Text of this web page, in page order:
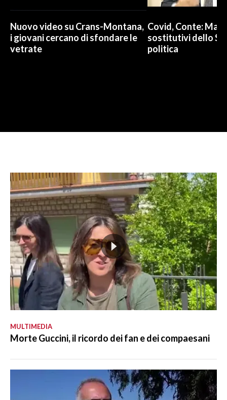
Nuovo video su Crans-Montana,
i giovani cercano di sfondare le
vetrate
Covid, Conte: Mai
sostitutivi dello
politica
MULTIMEDIA
Morte Guccini, il ricordo dei fan e dei compaesani